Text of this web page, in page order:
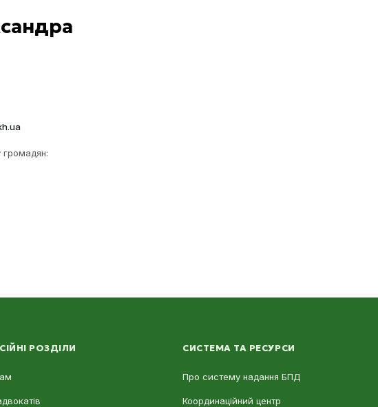
громадян:
РОЗДІЛИ СИСТЕМА ТА РЕСУРСИ
Про систему надання БПД
Координаційний центр